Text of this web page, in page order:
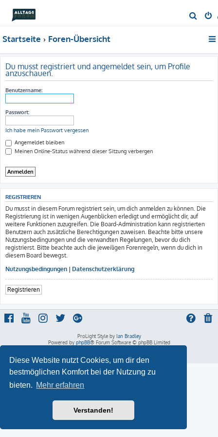
Diese Website nutzt Cookies, um dir den
bestmöglichen Komfort bei der Nutzung zu
bieten. Mehr erfahren
Verstanden!
u
Startseite Foren-Übersicht
Du musst registriert und angemeldet sein, um Profile
anzuschauen.
Benutzername:
Passwort:
Ich habe mein Passwort vergessen
Angemeldet bleiben
Meinen Online-Status während dieser Sitzung verbergen
REGISTRIEREN
Du musst in diesem Forum registriert sein, um dich anmelden zu können. Die
Registrierung ist in wenigen Augenblicken erledigt und ermöglicht dir, auf
weitere Funktionen zuzugreifen. Die Board-Administration kann registrierten
Benutzern auch zusätzliche Berechtigungen zuweisen. Beachte bitte unsere
Nutzungsbedingungen und die verwandten Regelungen, bevor du dich
registrierst. Bitte beachte auch die jeweiligen Forenregeln, wenn du dich in
diesem Board bewegst.
Nutzungsbedingungen | Datenschutzerklärung
Registrieren
ProLight Style by Ian Bradley
Powered by phpBB® Forum Software © phpBB Limited